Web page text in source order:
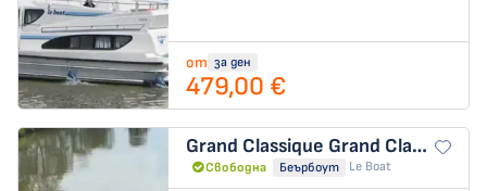
от за ден
479,00 €
Grand Classique Grand Classique - Budget 9
Свободна Беърбоут Le Boat